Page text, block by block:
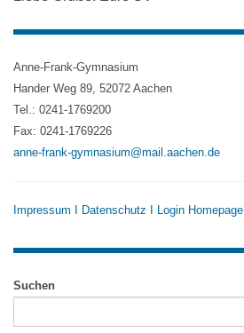
Anne-Frank-Gymnasium
Hander Weg 89, 52072 Aachen
Tel.: 0241-1769200
Fax: 0241-1769226
anne-frank-gymnasium@mail.aachen.de
Impressum Datenschutz Login Homepage
Suchen